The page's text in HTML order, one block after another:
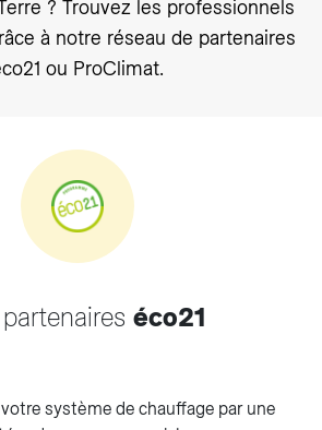
? Trouvez les professionnels
à notre réseau de partenaires
ou ProClimat.
éco21
système de chauffage par une